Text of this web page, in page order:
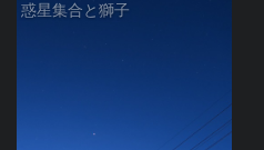
惑星集合と獅子